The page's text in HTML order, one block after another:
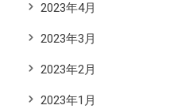
2023年4月
2023年3月
2023年2月
2023年1月